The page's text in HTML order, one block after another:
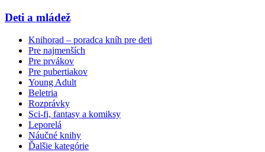
Deti a mládež
Knihorad – poradca kníh pre deti
Pre najmenších
Pre prvákov
Pre pubertiakov
Young Adult
Beletria
Rozprávky
Sci-fi, fantasy a komiksy
Leporelá
Náučné knihy
Ďalšie kategórie